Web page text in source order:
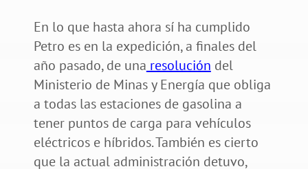
En lo que hasta ahora sí ha cumplido
Petro es en la expedición, a finales del
año pasado, de una resolución del
Ministerio de Minas y Energía que obliga
a todas las estaciones de gasolina a
tener puntos de carga para vehículos
eléctricos e híbridos. También es cierto
que la actual administración detuvo,